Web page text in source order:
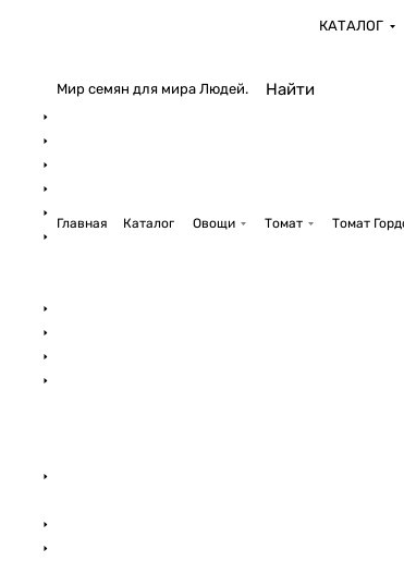
КАТАЛОГ
Мир семян для мира Людей.
Главная Каталог Овощи Томат Томат